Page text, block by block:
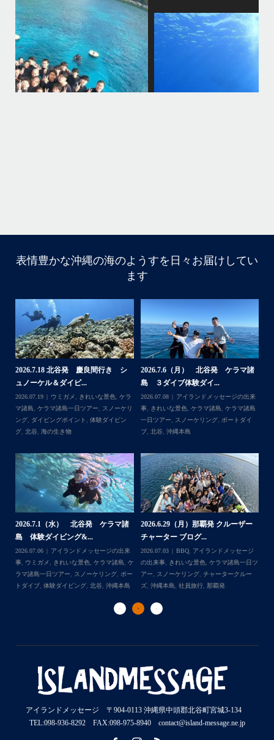
island.message
はいさ〜い
今回は家族でご参加頂きました
海になかなか入ってくれなくて苦戦
でも途中からガンガン入ってくれ良かった
大人は全員ダイビング！！！
カメも全員会えてよかった
今回の船はほかの船が行かないところなのでカメが人馴れしてなくてス
グに逃げられる
はいさ〜い
今回は家族でご参加頂きました
でも途中からガンガン入ってくれ良かった
カメも全員会えてよかった
今回の船はほかの船が行かないところなのでカメが人馴れ
してなくてスグに逃げられる
ホワイトチップも近くまで寄ってきて怖かった
家族の集合写真はいいね
次回は夏！お待ちしてます
Follow on Instagram
表情豊かな沖縄の海のようすを日々お届けしてい
ます
2026.7.18 北谷発 慶良間行き シ
ュノーケル＆ダイビ...
2026.07.19 ウミガメ, きれいな景色, ケラ
マ諸島, ケラマ諸島一日ツアー, スノーケリ
ング, ダイビングポイント, 体験ダイビン
グ, 北谷, 海の生き物
2026.7.6（月） 北谷発 ケラマ諸
島 ３ダイブ体験ダイ...
2026.07.08
アイランドメッセージの出来
事, きれいな景色, ケラマ諸島, ケラマ諸島
一日ツアー, スノーケリング, ボートダイ
ブ, 北谷, 沖縄本島
2026.7.1（水） 北谷発 ケラマ諸
島 体験ダイビング&...
2026.07.06
アイランドメッセージの出来
事, ウミガメ きれいな景色 ケラマ諸島
ケ
ラマ諸島一日ツアー
スノーケリング,
ボー
トダイブ, 体験ダイビング, 北谷, 沖縄本島
2026.6.29（月）那覇発 クルーザー
チャーター ブログ...
2026.07.03 BBQ,
アイランドメッセージ
の出来事, きれいな景色
ケラマ諸島一日ツ
アー
スノーケリング, チャータークルー
ズ, 沖縄本島 社員旅行, 那覇発
アイランドメッセージ 〒904-0113 沖縄県中頭郡北谷町宮城3-134
TEL:098-936-8292 FAX:098-975-8940 contact@island-message.ne.jp